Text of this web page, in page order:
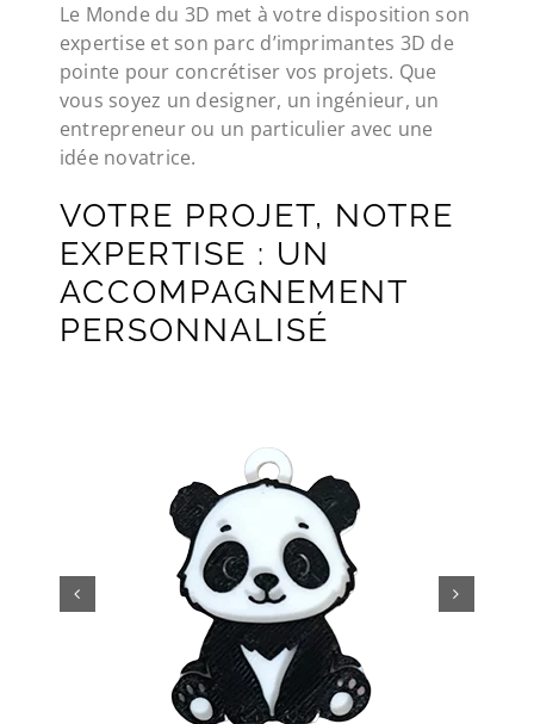
Le Monde du 3D met à votre disposition son
expertise et son parc d’imprimantes 3D de
pointe pour concrétiser vos projets. Que
vous soyez un designer, un ingénieur, un
entrepreneur ou un particulier avec une
idée novatrice.
VOTRE PROJET, NOTRE
EXPERTISE : UN
ACCOMPAGNEMENT
PERSONNALISÉ